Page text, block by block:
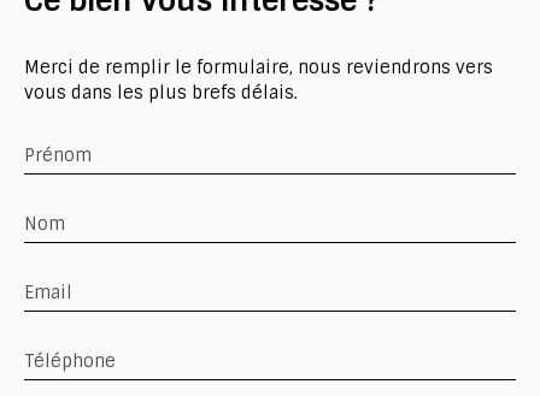
Merci de remplir le formulaire, nous reviendrons vers
vous dans les plus brefs délais.
Prénom
Nom
Email
Téléphone